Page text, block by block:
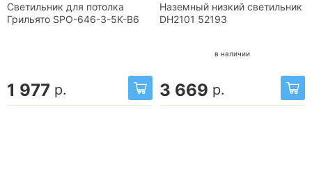
Светильник для потолка
Грильято SPO-646-3-5K-B6
1 977 р.
Наземный низкий светильник
DH2101 52193
в наличии
3 669 р.